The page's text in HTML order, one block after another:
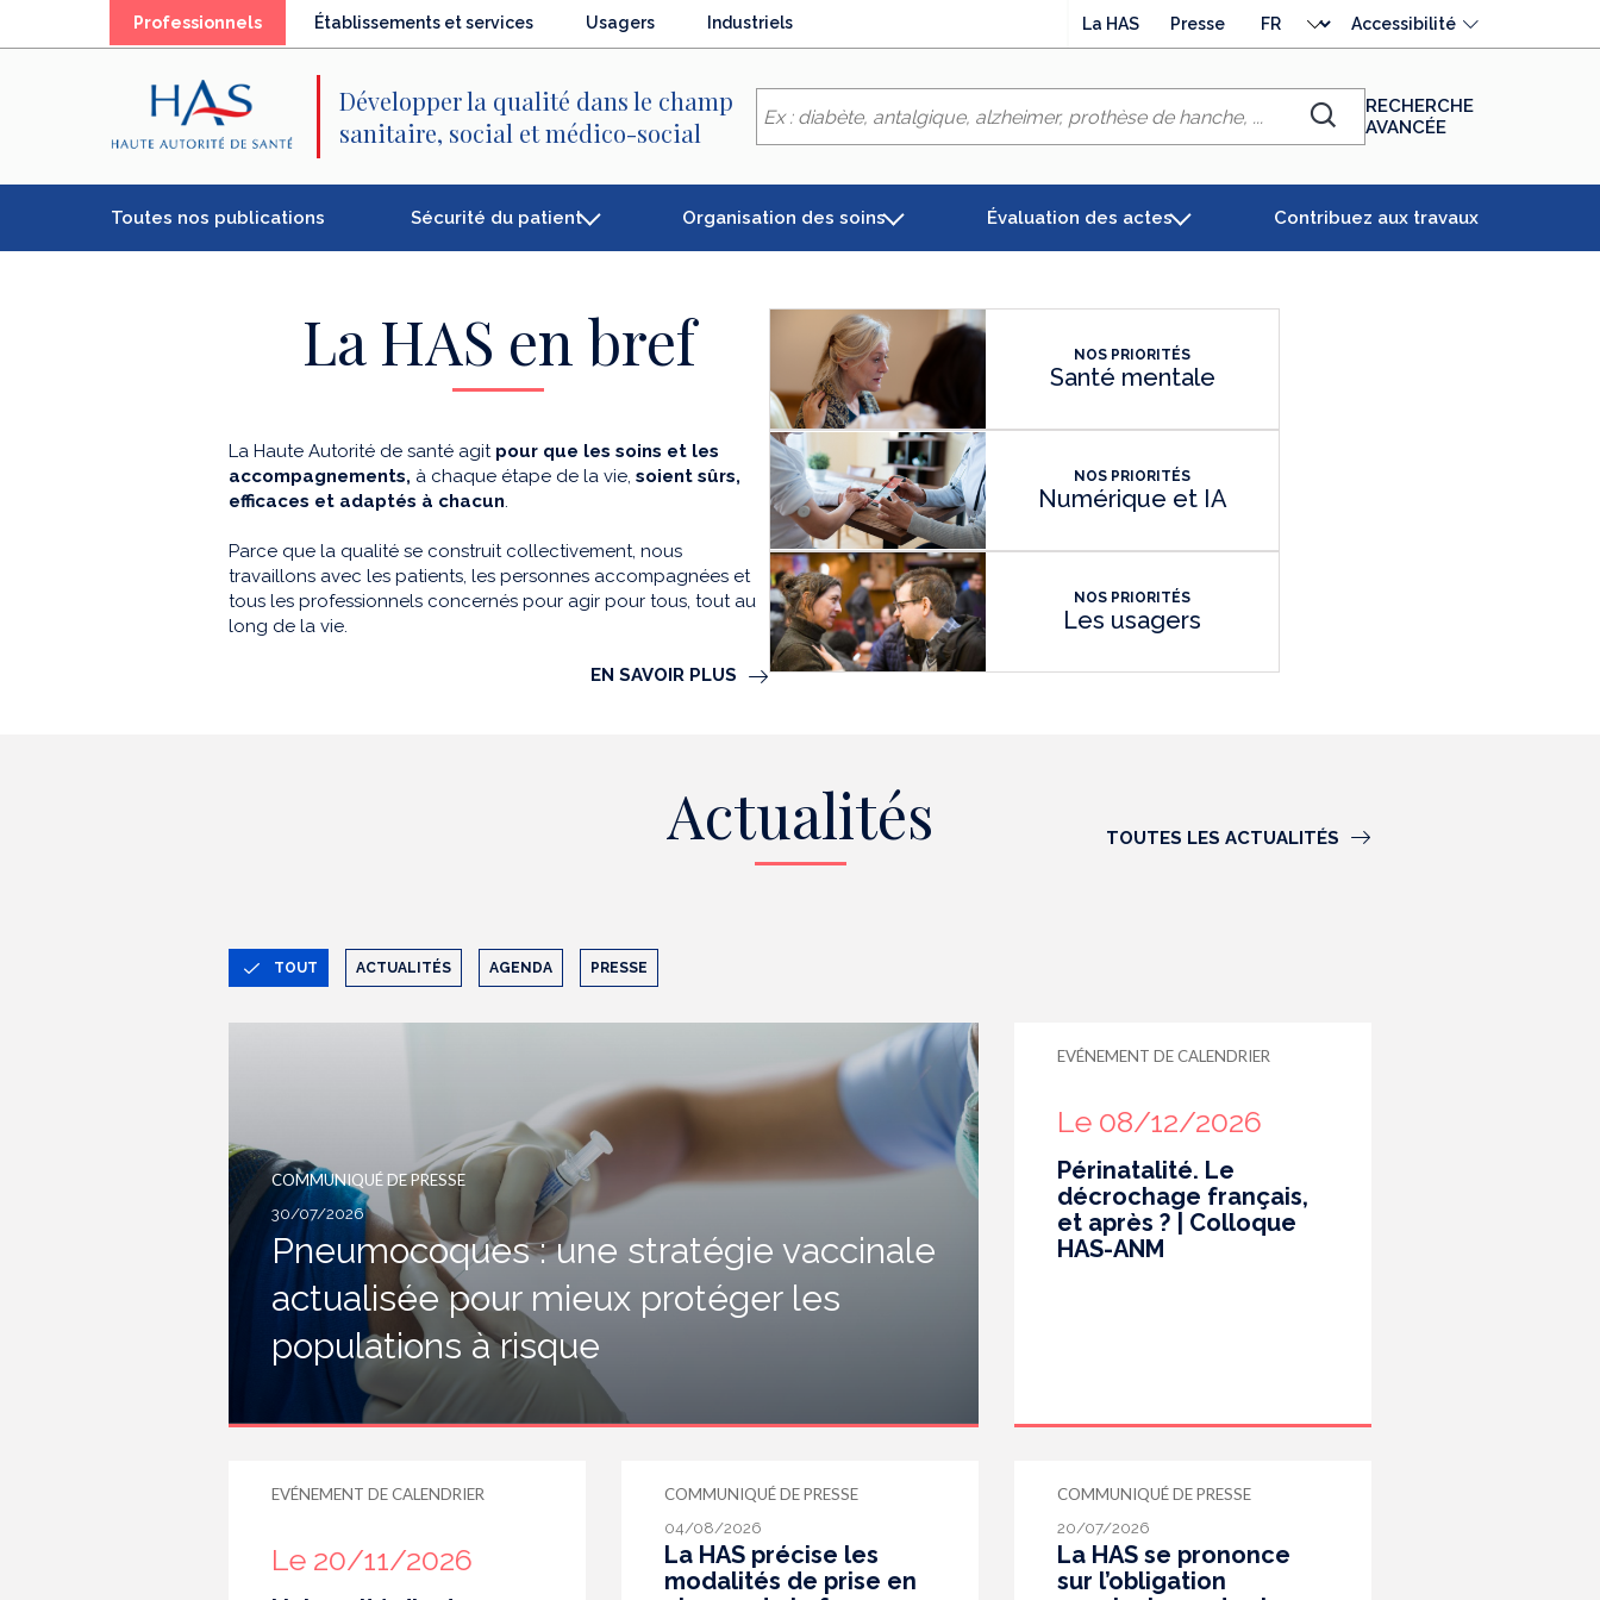
Professionnels(élémentÉtablissements et services Usagers Industriels La HAS Presse
langue
Accessibilité
Développer la qualité dans le champ
sanitaire, social et médico-social
Chercher
RECHERCHE
AVANCÉE
Toutes nos publications Sécurité du patient Organisation des soins Évaluation des actes Contribuez aux travaux
La HAS en bref
La Haute Autorité de santé agit pour que les soins et les
accompagnements, à chaque étape de la vie, soient sûrs,
efficaces et adaptés à chacun.
Parce que la qualité se construit collectivement, nous
travaillons avec les patients, les personnes accompagnées et
tous les professionnels concernés pour agir pour tous, tout au
long de la vie.
EN SAVOIR PLUS
NOS PRIORITÉS
Santé mentale
NOS PRIORITÉS
Numérique et IA
NOS PRIORITÉS
Les usagers
Actualités TOUTES LES ACTUALITÉS
TOUT ACTUALITÉS AGENDA PRESSE
COMMUNIQUÉ DE PRESSE
30/07/2026
Pneumocoques : une stratégie vaccinale
actualisée pour mieux protéger les
populations à risque
EVÉNEMENT DE CALENDRIER
Le 08/12/2026
Périnatalité. Le
décrochage français,
et après ? | Colloque
HAS-ANM
EVÉNEMENT DE CALENDRIER
Le 20/11/2026
COMMUNIQUÉ DE PRESSE
04/08/2026
La HAS précise les
modalités de prise en
COMMUNIQUÉ DE PRESSE
20/07/2026
La HAS se prononce
sur l’obligation